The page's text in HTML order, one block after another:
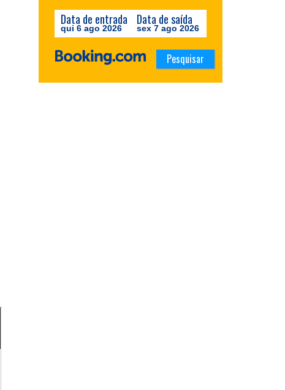
Data de entrada
qui 6 ago 2026
Data de saída
sex 7 ago 2026